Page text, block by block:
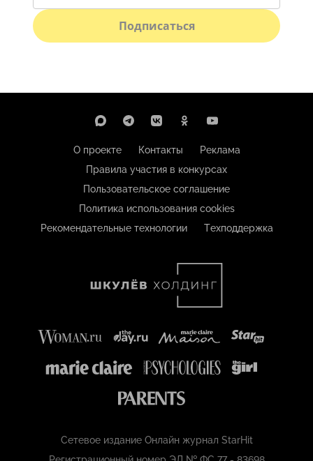
Подписаться
О проекте Контакты
Реклама
Правила участия в конкурсах
Пользовательское соглашение
Политика использования cookies
Рекомендательные технологии
Техподдержка
Сетевое издание Онлайн журнал StarHit